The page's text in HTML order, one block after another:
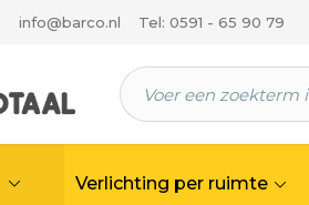
info@barco.nl Tel: 0591 - 65 90 79
Verlichting per ruimte